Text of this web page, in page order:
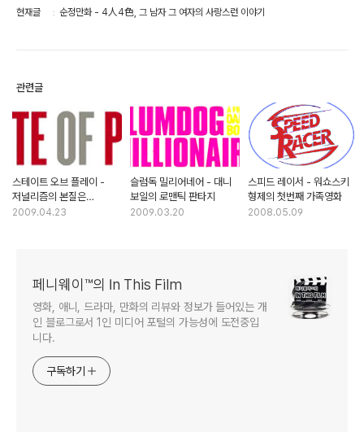
현재글 순정만화 - 4人4色, 그 남자 그 여자의 사랑스런 이야기
관련글
스테이트 오브 플레이 -
저널리즘의 본질은
진실추구인가, 선정성인가
2009.04.23
슬럼독 밀리어네어 - 대니
보일의 로맨틱 판타지
2009.03.20
스피드 레이서 - 워쇼스키
형제의 첫번째 가족영화
2008.05.09
페니웨이™의 In This Film
영화, 애니, 드라마, 만화의 리뷰와 정보가 들어있는 개
인 블로그로서 1인 미디어 포털의 가능성에 도전중입
니다.
구독하기